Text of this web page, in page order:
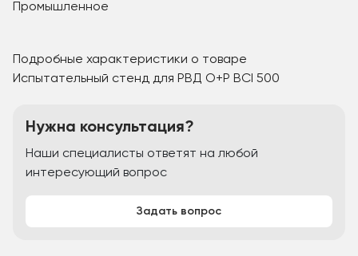
Промышленное
Подробные характеристики о товаре
Испытательный стенд для РВД O+P BCI 500
Нужна консультация?
Наши специалисты ответят на любой
интересующий вопрос
Задать вопрос